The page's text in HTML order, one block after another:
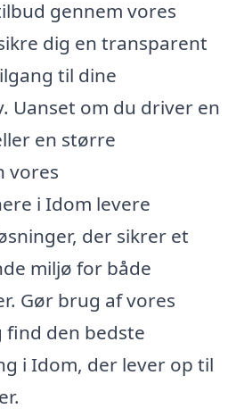
gennem vores
dig en transparent
til dine
Uanset om du driver en
en større
vores
i Idom levere
der sikrer et
miljø for både
Gør brug af vores
den bedste
i Idom, der lever op til